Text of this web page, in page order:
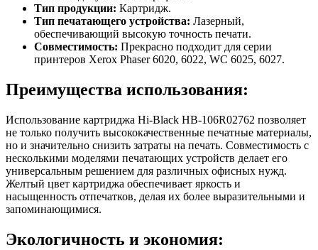
Тип продукции: Картридж.
Тип печатающего устройства: Лазерный,
обеспечивающий высокую точность печати.
Совместимость: Прекрасно подходит для серии
принтеров Xerox Phaser 6020, 6022, WC 6025, 6027.
Преимущества использования:
Использование картриджа Hi-Black HB-106R02762 позволяет
не только получить высококачественные печатные материалы,
но и значительно снизить затраты на печать. Совместимость с
несколькими моделями печатающих устройств делает его
универсальным решением для различных офисных нужд.
Желтый цвет картриджа обеспечивает яркость и
насыщенность отпечатков, делая их более выразительными и
запоминающимися.
Экологичность и экономия: